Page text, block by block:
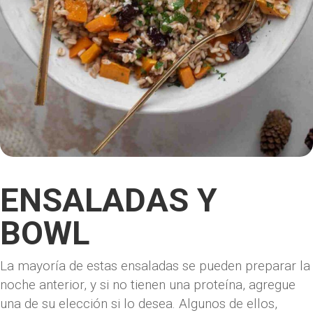
ENSALADAS Y
BOWL
La mayoría de estas ensaladas se pueden preparar la
noche anterior, y si no tienen una proteína, agregue
una de su elección si lo desea. Algunos de ellos,